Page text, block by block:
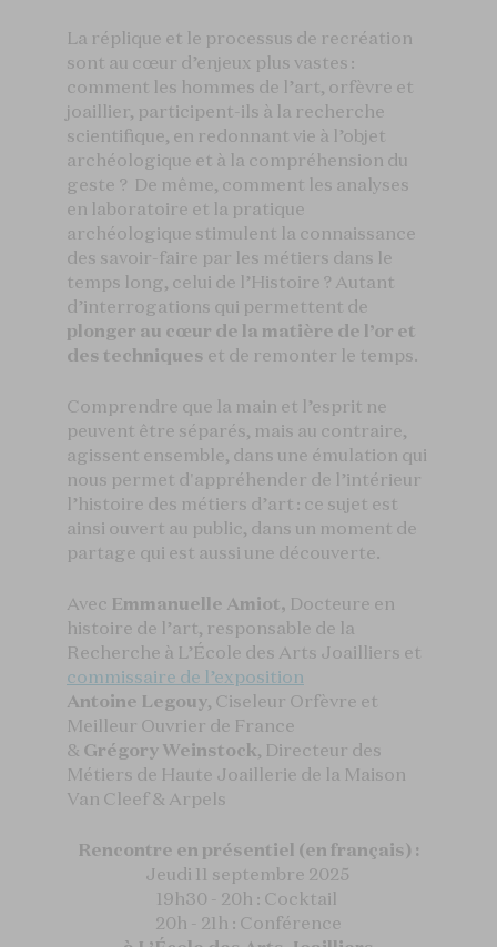
La réplique et le processus de recréation
sont au cœur d’enjeux plus vastes :
comment les hommes de l’art, orfèvre et
joaillier, participent-ils à la recherche
scientifique, en redonnant vie à l’objet
archéologique et à la compréhension du
geste ? De même, comment les analyses
en laboratoire et la pratique
archéologique stimulent la connaissance
des savoir-faire par les métiers dans le
temps long, celui de l’Histoire ? Autant
d’interrogations qui permettent de
plonger au cœur de la matière de l’or et
des techniques et de remonter le temps.
Comprendre que la main et l’esprit ne
peuvent être séparés, mais au contraire,
agissent ensemble, dans une émulation qui
nous permet d'appréhender de l’intérieur
l’histoire des métiers d’art : ce sujet est
ainsi ouvert au public, dans un moment de
partage qui est aussi une découverte.
Avec Emmanuelle Amiot, Docteure en
histoire de l’art, responsable de la
Recherche à L’École des Arts Joailliers et
commissaire de l’exposition
Antoine Legouy, Ciseleur Orfèvre et
Meilleur Ouvrier de France
& Grégory Weinstock, Directeur des
Métiers de Haute Joaillerie de la Maison
Van Cleef & Arpels
Rencontre en présentiel (en français) :
Jeudi 11 septembre 2025
19h30 - 20h : Cocktail
20h - 21h : Conférence